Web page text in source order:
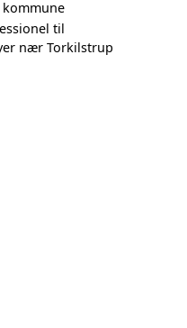
til
nær Torkilstrup